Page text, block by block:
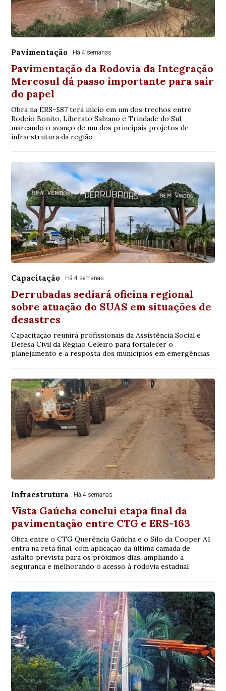
Pavimentação Há 4 semanas
Pavimentação da Rodovia da Integração
Mercosul dá passo importante para sair
do papel
Obra na ERS-587 terá início em um dos trechos entre
Rodeio Bonito, Liberato Salzano e Trindade do Sul,
marcando o avanço de um dos principais projetos de
infraestrutura da região
Capacitação Há 4 semanas
Derrubadas sediará oficina regional
sobre atuação do SUAS em situações de
desastres
Capacitação reunirá profissionais da Assistência Social e
Defesa Civil da Região Celeiro para fortalecer o
planejamento e a resposta dos municípios em emergências
Infraestrutura Há 4 semanas
Vista Gaúcha conclui etapa final da
pavimentação entre CTG e ERS-163
Obra entre o CTG Querência Gaúcha e o Silo da Cooper A1
entra na reta final, com aplicação da última camada de
asfalto prevista para os próximos dias, ampliando a
segurança e melhorando o acesso à rodovia estadual